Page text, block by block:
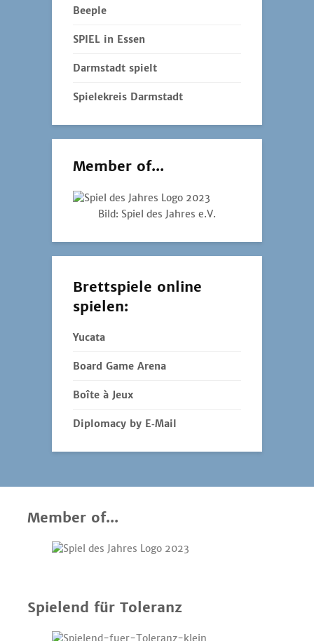
Beeple
SPIEL in Essen
Darmstadt spielt
Spielekreis Darmstadt
Member of...
Bild: Spiel des Jahres e.V.
Brettspiele online
spielen:
Yucata
Board Game Arena
Boîte à Jeux
Diplomacy by E‑Mail
Member of...
Spielend für Toleranz